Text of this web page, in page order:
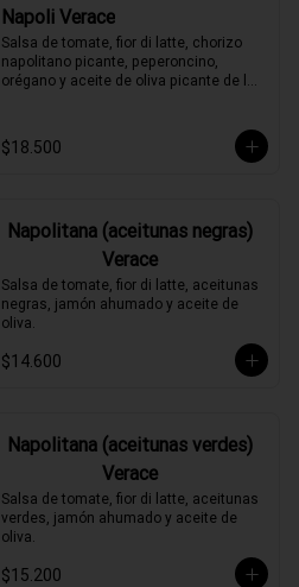
Napoli Verace
Salsa de tomate, fior di latte, chorizo
napolitano picante, peperoncino,
orégano y aceite de oliva picante de la
$18.500
Napolitana (aceitunas negras)
Verace
Salsa de tomate, fior di latte, aceitunas
negras, jamón ahumado y aceite de
oliva.
$14.600
Napolitana (aceitunas verdes)
Verace
Salsa de tomate, fior di latte, aceitunas
verdes, jamón ahumado y aceite de
oliva.
$15.200